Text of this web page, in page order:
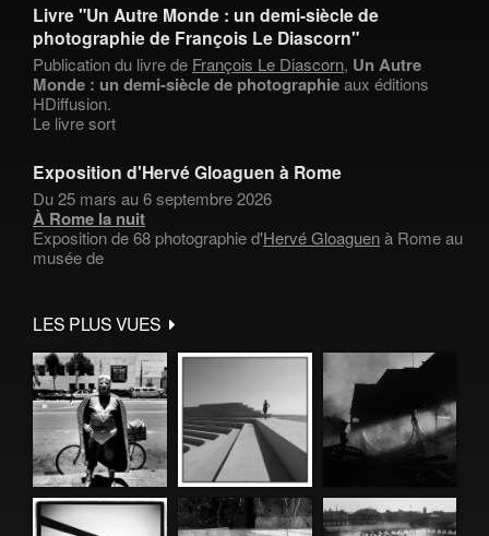
Livre "Un Autre Monde : un demi-siècle de
photographie de François Le Diascorn"
Publication du livre de François Le Diascorn, Un Autre
Monde : un demi-siècle de photographieaux éditions
HDiffusion.
Le livre sort
Exposition d'Hervé Gloaguen à Rome
Du 25 mars au 6 septembre 2026
À Rome la nuit
Exposition de 68 photographie d'Hervé Gloaguenà Rome au
musée de
LES PLUS VUES